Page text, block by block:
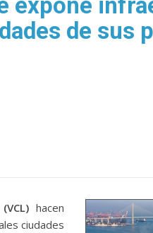
de sus
hacen
ciudades